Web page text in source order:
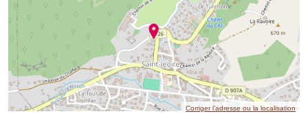
Corriger l’adresse ou la localisation